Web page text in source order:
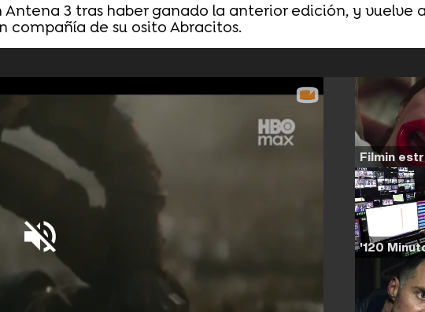
Antena 3 tras haber ganado la anterior edición, y vuelve
compañía de su osito Abracitos.